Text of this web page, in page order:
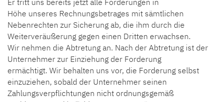
Höhe unseres Rechnungsbetrages mit sämtlichen
Nebenrechten zur Sicherung ab, die ihm durch die
Weiterveräußerung gegen einen Dritten erwachsen.
Wir nehmen die Abtretung an. Nach der Abtretung ist der
Unternehmer zur Einziehung der Forderung
ermächtigt. Wir behalten uns vor, die Forderung selbst
einzuziehen, sobald der Unternehmer seinen
Zahlungsverpflichtungen nicht ordnungsgemäß